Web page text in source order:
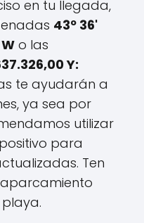
en tu llegada,
43º 36'
o las
Y:
te ayudarán a
ya sea por
utilizar
para
Ten